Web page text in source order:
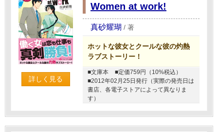
詳しく見る
Women at work!
真砂耀瑚 / 著
ホットな彼女とクールな彼の灼熱
ラブストーリー！
■文庫本
■定価759円（10%税込）
■2012年02月25日発行（実際の発売日は
書店、各電子ストアによって異なりま
す）